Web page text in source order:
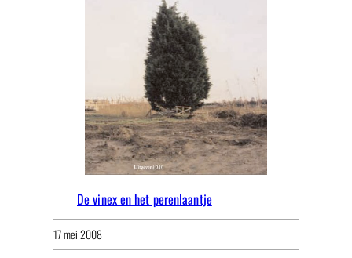
De vinex en het perenlaantje
17 mei 2008